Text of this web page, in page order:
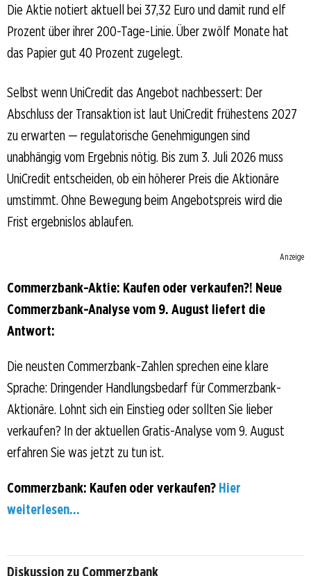
Die Aktie notiert aktuell bei 37,32 Euro und damit rund elf
Prozent über ihrer 200-Tage-Linie. Über zwölf Monate hat
das Papier gut 40 Prozent zugelegt.
Selbst wenn UniCredit das Angebot nachbessert: Der
Abschluss der Transaktion ist laut UniCredit frühestens 2027
zu erwarten — regulatorische Genehmigungen sind
unabhängig vom Ergebnis nötig. Bis zum 3. Juli 2026 muss
UniCredit entscheiden, ob ein höherer Preis die Aktionäre
umstimmt. Ohne Bewegung beim Angebotspreis wird die
Frist ergebnislos ablaufen.
Anzeige
Commerzbank-Aktie: Kaufen oder verkaufen?! Neue
Commerzbank-Analyse vom 9. August liefert die
Antwort:
Die neusten Commerzbank-Zahlen sprechen eine klare
Sprache: Dringender Handlungsbedarf für Commerzbank-
Aktionäre. Lohnt sich ein Einstieg oder sollten Sie lieber
verkaufen? In der aktuellen Gratis-Analyse vom 9. August
erfahren Sie was jetzt zu tun ist.
Commerzbank: Kaufen oder verkaufen? Hier
weiterlesen...
Diskussion zu Commerzbank